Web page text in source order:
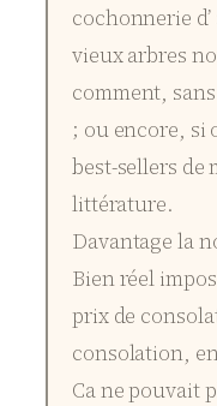
cochonnerie
vieux arbres
comment,
; ou encore, si
best-sellers de
littérature.
Davantage la
Bien réel
prix de
consolation,
Ca ne pouvait